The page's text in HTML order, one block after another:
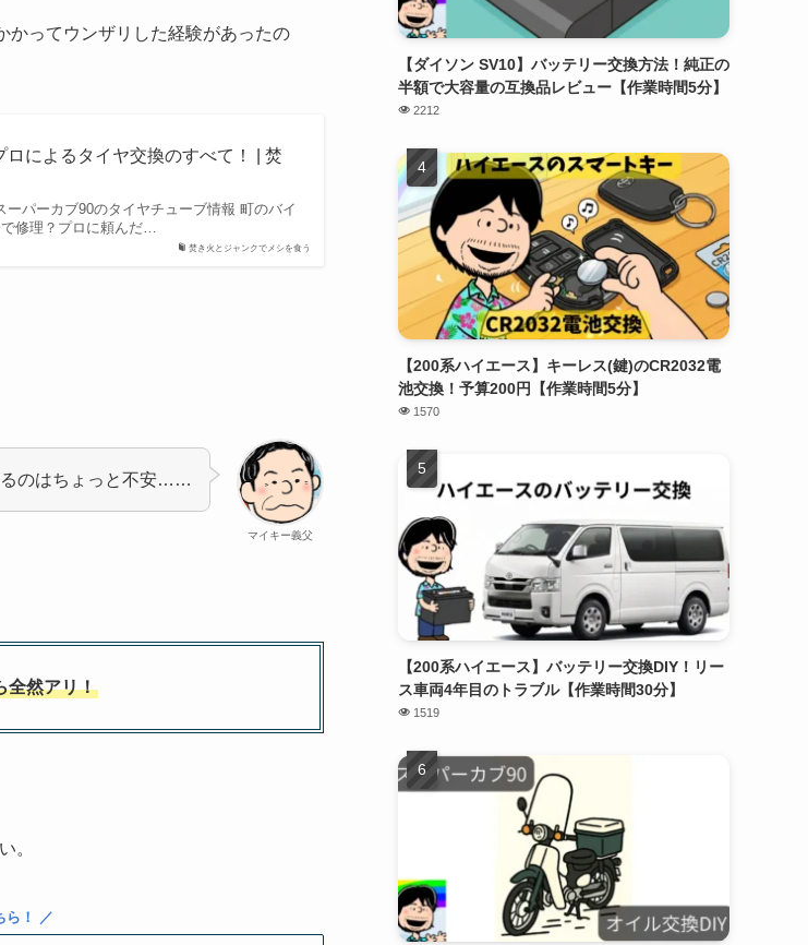
かってウンザリした経験があったの
焚き火とジャンクでメシを食う
ロによるタイヤ交換のすべて！ | 焚
ーパーカブ90のタイヤチューブ情報 町のバイ
修理？プロに頼んだ…
マイキー義父
るのはちょっと不安……
全然アリ！
。
ら！ ／
【ダイソン SV10】バッテリー交換方法！純正の
半額で大容量の互換品レビュー【作業時間5分】
2212
【200系ハイエース】キーレス(鍵)のCR2032電
池交換！予算200円【作業時間5分】
1570
【200系ハイエース】バッテリー交換DIY！リー
ス車両4年目のトラブル【作業時間30分】
1519